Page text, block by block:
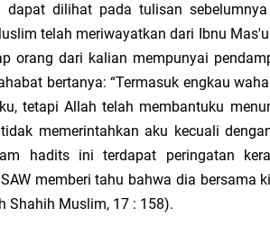
yang Benar Baik dari Sisi Psikologis
Ibadah Sholat Tarawih di Masjid
Perkalian antara Skill dan Motivasi
Bertumpu pada Aspek Kuantitas
Terjadi Negosiasi KPI dalam Suatu Organisasi?
dilihat pada tulisan
telah meriwayatkan dari Ibnu
orang dari kalian mempunyai
bertanya: “Termasuk engkau
tetapi Allah telah membantuku
memerintahkan aku kecuali
hadits ini terdapat peringatan
memberi tahu bahwa dia bersama
Shahih Muslim, 17 : 158).